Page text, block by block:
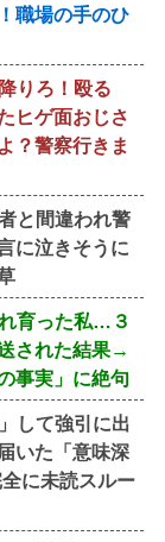
職場の手のひ
りろ！殴る
ヒゲ面おじさ
？警察行きま
と間違われ警
に泣きそうに
育った私…３
された結果→
事実」に絶句
して強引に出
いた「意味深
に未読スルー